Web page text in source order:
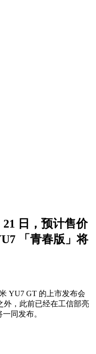
日，预计售价
「青春版」将
YU7 GT 的上市发布会
外，此前已经在工信部亮
同发布。